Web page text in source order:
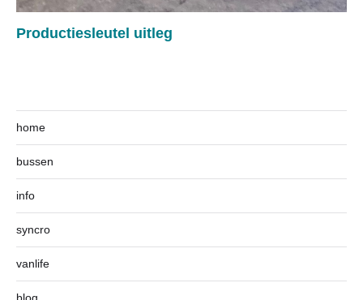
Productiesleutel uitleg
home
bussen
info
syncro
vanlife
blog